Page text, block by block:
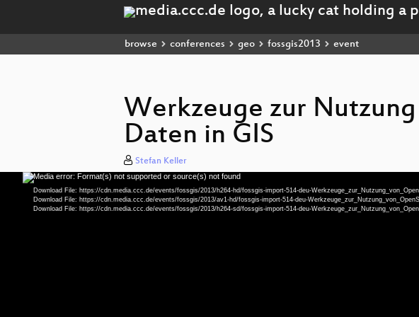
browse conferences geo fossgis2013 event
Werkzeuge zur
Daten in GIS
Stefan Keller
Video
Player
Media error: Format(s) not supported or source(s) not found
Download File: https://cdn.media.ccc.de/events/fossgis/2013/h264-hd/fossgis-import-514-deu-
Download File: https://cdn.media.ccc.de/events/fossgis/2013/av1-hd/fossgis-import-514-deu-
Download File: https://cdn.media.ccc.de/events/fossgis/2013/h264-sd/fossgis-import-514-deu-